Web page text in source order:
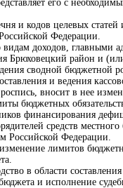
его с
и кодов целевых
Федерации.
доходов, главными
Брюховецкий район и
сводной
и ведения
вносит в нее
бюджетных
финансирования
средств
Российской Федерации.
лимитов
в области
и исполнение